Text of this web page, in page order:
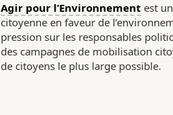
Agir pour l’Environnement est
citoyenne en faveur de
pression sur les responsables
des campagnes de mobilisation
de citoyens le plus large possible.